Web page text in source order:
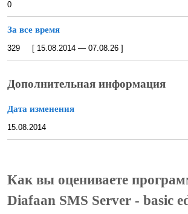
0
За все время
329 [ 15.08.2014 — 07.08.26 ]
Дополнительная информация
Дата изменения
15.08.2014
Как вы оцениваете
Diafaan SMS Server - basic